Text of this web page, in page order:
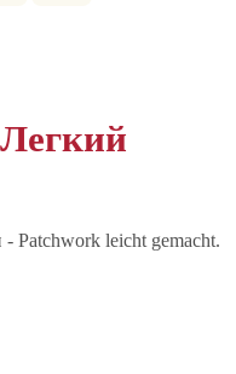
Patchwork leicht gemacht.